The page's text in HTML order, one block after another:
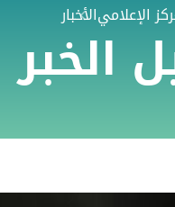
الإعلاميالأخبار
الخبر